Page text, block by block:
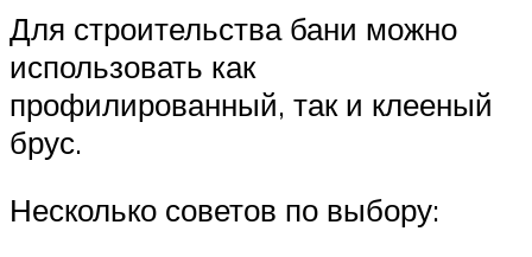
Для строительства бани можно
использовать как
профилированный, так и клееный
брус.
Несколько советов по выбору: